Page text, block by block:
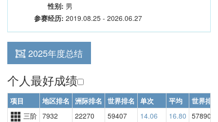
性别: 男
参赛经历: 2019.08.25 - 2026.06.27
2025年度总结
个人最好成绩
项目 地区排名 洲际排名 世界排名 单次 平均
世界排
三阶 7932 22270 59407 14.06 16.80 57890